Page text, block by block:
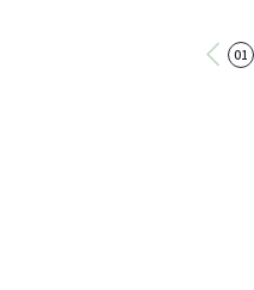
噸 併入自來水系統《環評01